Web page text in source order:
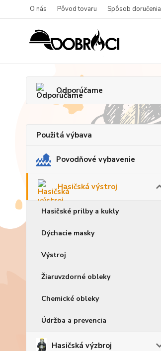
O nás Pôvod tovaru Spôsob doručenia
Odporúčame
Použitá výbava
Povodňové vybavenie
Hasičská výstroj
Hasičské prilby a kukly
Dýchacie masky
Výstroj
Žiaruvzdorné obleky
Chemické obleky
Údržba a prevencia
Hasičská výzbroj